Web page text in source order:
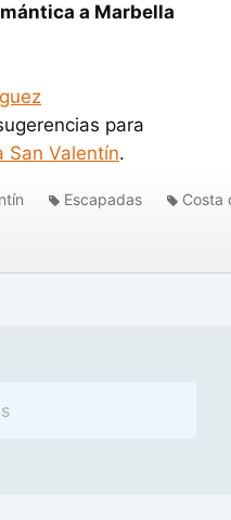
a Marbella
para
San Valentín.
Escapadas Costa